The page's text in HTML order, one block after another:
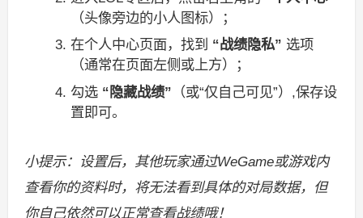
（头像旁边的小人图标）；
在个人中心页面，找到 “战绩隐私” 选项
（通常在页面左侧或上方）；
勾选 “隐藏战绩” （或“仅自己可见”）,保存设
置即可。
小提示：设置后，其他玩家通过WeGame或游戏内
查看你的资料时，将无法看到具体的对局数据，但
你自己依然可以正常查看战绩哦！